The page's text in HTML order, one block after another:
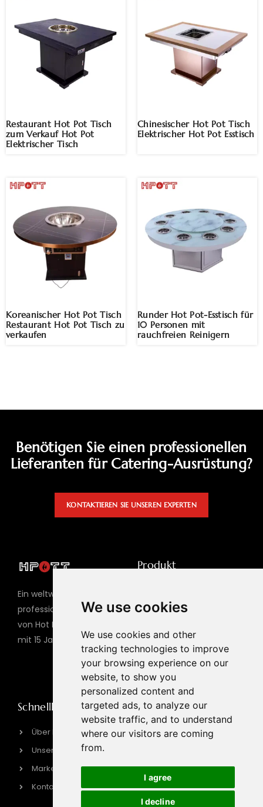
We use cookies
We use cookies and other
tracking technologies to improve
your browsing experience on our
website, to show you
personalized content and
targeted ads, to analyze our
website traffic, and to understand
where our visitors are coming
from.
I agree
I decline
Restaurant Hot Pot Tisch
zum Verkauf Hot Pot
Elektrischer Tisch
Chinesischer Hot Pot Tisch
Elektrischer Hot Pot Esstisch
Koreanischer Hot Pot Tisch
Restaurant Hot Pot Tisch zu
verkaufen
Runder Hot Pot-Esstisch für
10 Personen mit
rauchfreien Reinigern
Benötigen Sie einen professionellen
Lieferanten für Catering-Ausrüstung?
KONTAKTIEREN SIE UNSEREN EXPERTEN
Ein weltweiter
professioneller Hersteller
von Hot Pot Grillgeräten
mit 15 Jahren Erfahrung
Produkt
Grilltisch
Elektrischer BBQ-Grill
Induktionsherd
Schnelllink
Über HPOTT
Unsere Fabrik
Markengeschichte
Kontaktieren Sie uns
Kontaktinformationen
sales@hpott.com
+86 18928655213
Tianheba RD, Bezirk
Shunde, Foshan, Provinz